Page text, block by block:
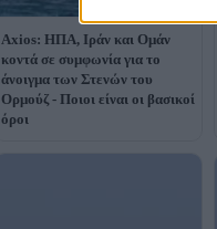
Axios: ΗΠΑ, Ιράν και Ομάν
κοντά σε συμφωνία για το
άνοιγμα των Στενών του
Ορμούζ - Ποιοι είναι οι βασικοί
όροι